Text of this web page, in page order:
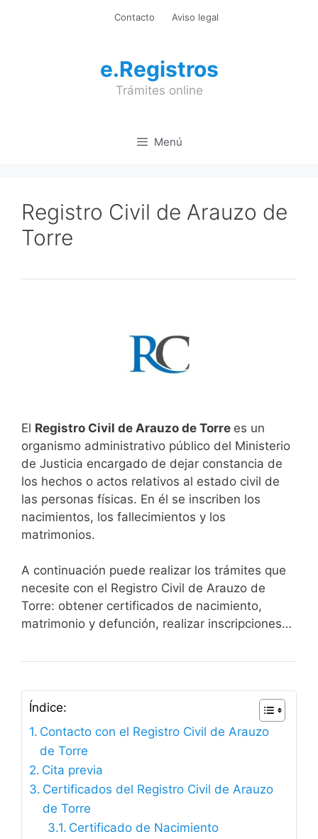
Contacto Aviso legal
e.Registros
Trámites online
Menú
Registro Civil de Arauzo de
Torre
El Registro Civil de Arauzo de Torre es un
organismo administrativo público del Ministerio
de Justicia encargado de dejar constancia de
los hechos o actos relativos al estado civil de
las personas físicas. En él se inscriben los
nacimientos, los fallecimientos y los
matrimonios.
A continuación puede realizar los trámites que
necesite con el Registro Civil de Arauzo de
Torre: obtener certificados de nacimiento,
matrimonio y defunción, realizar inscripciones…
Índice:
Contacto con el Registro Civil de Arauzo
de Torre
Cita previa
Certificados del Registro Civil de Arauzo
de Torre
Certificado de Nacimiento